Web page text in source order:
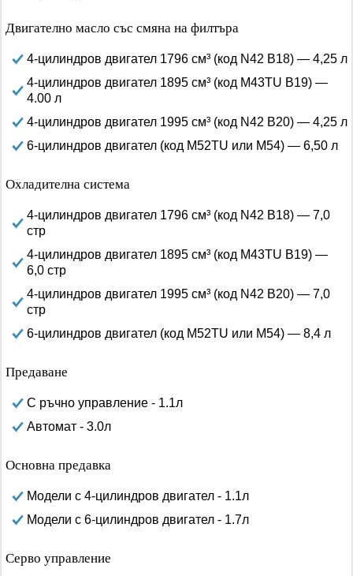
Двигателно масло със смяна на филтъра
4-цилиндров двигател 1796 см³ (код N42 B18) — 4,25 л
4-цилиндров двигател 1895 см³ (код M43TU B19) —
4.00 л
4-цилиндров двигател 1995 см³ (код N42 B20) — 4,25 л
6-цилиндров двигател (код M52TU или M54) — 6,50 л
Охладителна система
4-цилиндров двигател 1796 см³ (код N42 B18) — 7,0
стр
4-цилиндров двигател 1895 см³ (код M43TU B19) —
6,0 стр
4-цилиндров двигател 1995 см³ (код N42 B20) — 7,0
стр
6-цилиндров двигател (код M52TU или M54) — 8,4 л
Предаване
С ръчно управление - 1.1л
Автомат - 3.0л
Основна предавка
Модели с 4-цилиндров двигател - 1.1л
Модели с 6-цилиндров двигател - 1.7л
Серво управление